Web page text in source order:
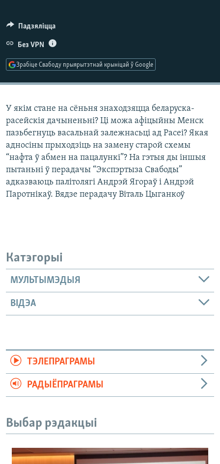
КАЛЯНДАР
НА ХВАЛЯХ СВАБОДЫ
Падзяліцца
Без VPN
Зрабіце Свабоду прыярытэтнай крыніцай ў Google
У якім стане на сёньня знаходзяцца беларуска-
расейскія дачыненьні? Ці можа афіцыйны Менск
пазьбегнуць васальнай залежнасьці ад Расеі? Якая
адносіны прыходзіць на замену старой схемы
“нафта ў абмен на пацалункі”? На гэтыя ды іншыя
пытаньні ў перадачы “Экспэртыза Свабоды”
адказваюць палітолягі Андрэй Ягораў і Андрэй
Паротнікаў. Вядзе перадачу Віталь Цыганкоў
Катэгорыі
МУЛЬТЫМЭДЫЯ
ВІДЭА
ТЭЛЕПРАГРАМЫ
РАДЫЁПРАГРАМЫ
Выбар рэдакцыі